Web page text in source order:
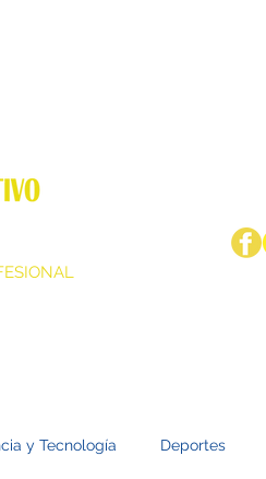
y Tecnología Deportes